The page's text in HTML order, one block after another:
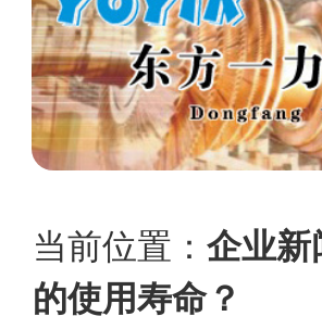
当前位置： 企业新
的使用寿命？